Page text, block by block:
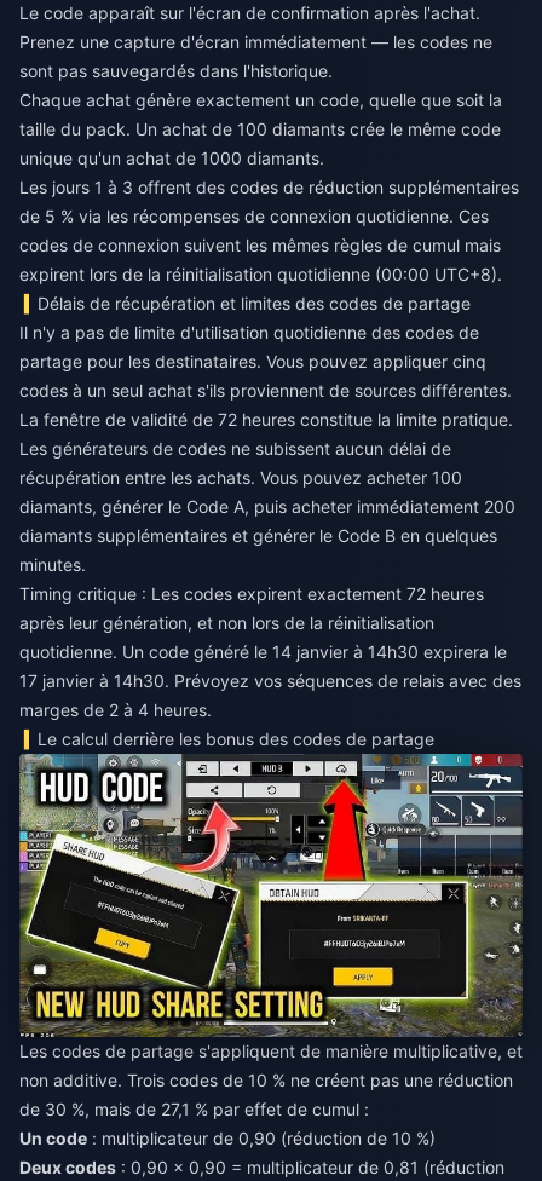
Le code apparaît sur l'écran de confirmation après l'achat.
Prenez une capture d'écran immédiatement — les codes ne
sont pas sauvegardés dans l'historique.
Chaque achat génère exactement un code, quelle que soit la
taille du pack. Un achat de 100 diamants crée le même code
unique qu'un achat de 1000 diamants.
Les jours 1 à 3 offrent des codes de réduction supplémentaires
de 5 % via les récompenses de connexion quotidienne. Ces
codes de connexion suivent les mêmes règles de cumul mais
expirent lors de la réinitialisation quotidienne (00:00 UTC+8).
Délais de récupération et limites des codes de partage
Il n'y a pas de limite d'utilisation quotidienne des codes de
partage pour les destinataires. Vous pouvez appliquer cinq
codes à un seul achat s'ils proviennent de sources différentes.
La fenêtre de validité de 72 heures constitue la limite pratique.
Les générateurs de codes ne subissent aucun délai de
récupération entre les achats. Vous pouvez acheter 100
diamants, générer le Code A, puis acheter immédiatement 200
diamants supplémentaires et générer le Code B en quelques
minutes.
Timing critique : Les codes expirent exactement 72 heures
après leur génération, et non lors de la réinitialisation
quotidienne. Un code généré le 14 janvier à 14h30 expirera le
17 janvier à 14h30. Prévoyez vos séquences de relais avec des
marges de 2 à 4 heures.
Le calcul derrière les bonus des codes de partage
Les codes de partage s'appliquent de manière multiplicative, et
non additive. Trois codes de 10 % ne créent pas une réduction
de 30 %, mais de 27,1 % par effet de cumul :
Un code : multiplicateur de 0,90 (réduction de 10 %)
Deux codes : 0,90 × 0,90 = multiplicateur de 0,81 (réduction